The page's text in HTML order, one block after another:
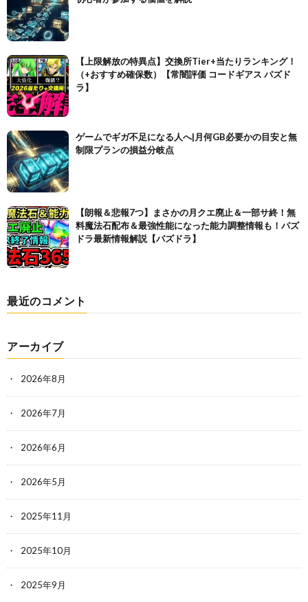
【上限解放の特異点】交換所Tier+当たりランキング！
（+おすすめ確保数）【常闇評価 コードギアス パズド
ラ】
ゲームでギガ不足になる人へ|月何GB必要かの目安と無
制限プランの損益分岐点
【朗報＆悲報7つ】まさかの月クエ廃止＆一部サ終！無
料魔法石配布＆最強性能になった能力調整情報も！パズ
ドラ最新情報解説【パズドラ】
最近のコメント
アーカイブ
2026年8月
2026年7月
2026年6月
2026年5月
2025年11月
2025年10月
2025年9月